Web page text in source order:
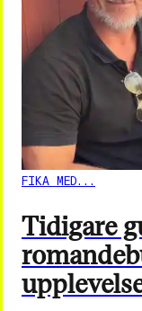
FIKA MED...
Tidigare